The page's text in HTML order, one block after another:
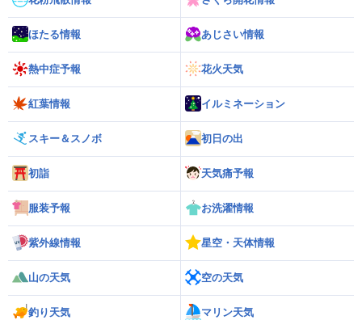
ほたる情報 あじさい情報
熱中症予報 花火天気
紅葉情報 イルミネーション
スキー＆スノボ 初日の出
初詣 天気痛予報
服装予報 お洗濯情報
紫外線情報 星空・天体情報
山の天気 空の天気
釣り天気 マリン天気